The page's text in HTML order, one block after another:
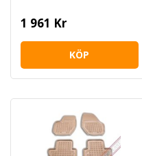
1 961 Kr
KÖP